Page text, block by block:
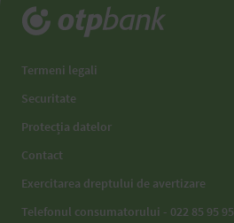
Termeni legali
Securitate
Protecția datelor
Contact
Exercitarea dreptului de avertizare
Telefonul consumatorului - 022 85 95 95